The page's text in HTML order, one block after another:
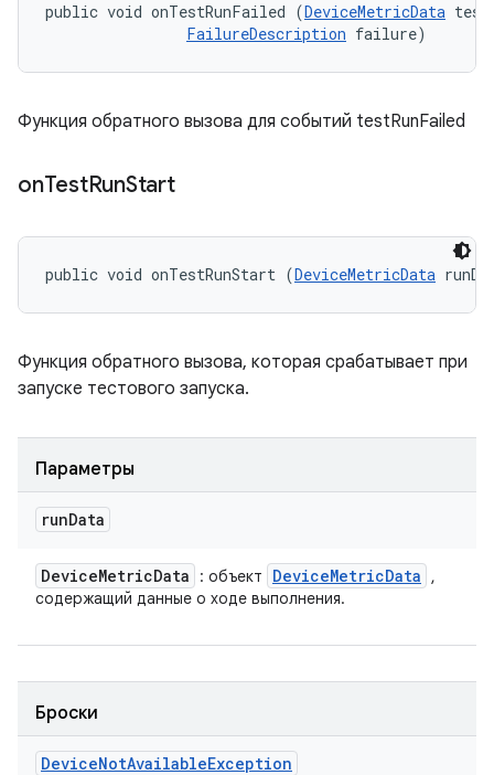
public void onTestRunFailed (DeviceMetricData
FailureDescription failure)
Функция обратного вызова для событий testRunFailed
onTestRunStart
public void onTestRunStart (DeviceMetricData
Функция обратного вызова, которая срабатывает при
запуске тестового запуска.
Параметры
runData
DeviceMetricData : объект DeviceMetricData
,
содержащий данные о ходе выполнения.
Броски
DeviceNotAvailableException